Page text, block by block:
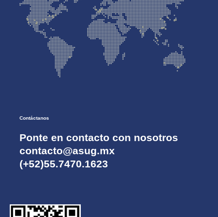
Contáctanos
Ponte en contacto con nosotros
contacto@asug.mx
(+52)55.7470.1623